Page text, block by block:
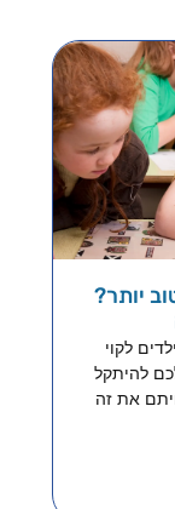
יותר?
לקוי
להיתקל
את זה